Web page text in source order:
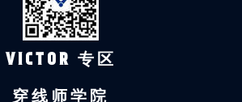
VICTOR 专区
穿线师学院